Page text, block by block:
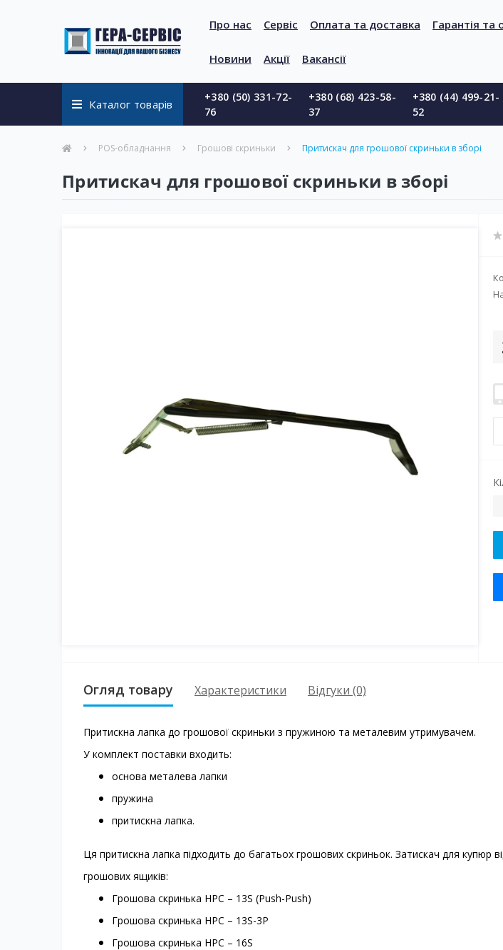
Про нас Сервіс Оплата та доставка Гарантія та
Новини Акції Вакансії
Каталог товарів
+380 (50) 331-72-
76
+380 (68) 423-58-
37
+380 (44) 499-21-
52
POS-обладнання Грошові скриньки Притискач для грошової скриньки в зборі
Притискач для грошової скриньки в зборі
Огляд товару Характеристики Відгуки (0)
Притискна лапка до грошової скриньки з пружиною та металевим утримувачем.
У комплект поставки входить:
основа металева лапки
пружина
притискна лапка.
Ця притискна лапка підходить до багатьох грошових скриньок. Затискач для купюр
грошових ящиків:
Грошова скринька HPC – 13S (Push-Push)
Грошова скринька HPC – 13S-3P
Грошова скринька HPC – 16S